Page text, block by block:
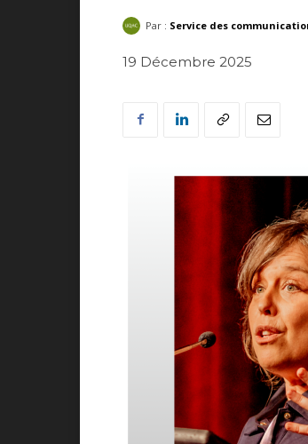
Par : Service des
19 Décembre 2025